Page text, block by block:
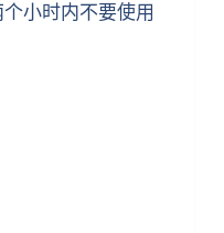
小时内不要使用